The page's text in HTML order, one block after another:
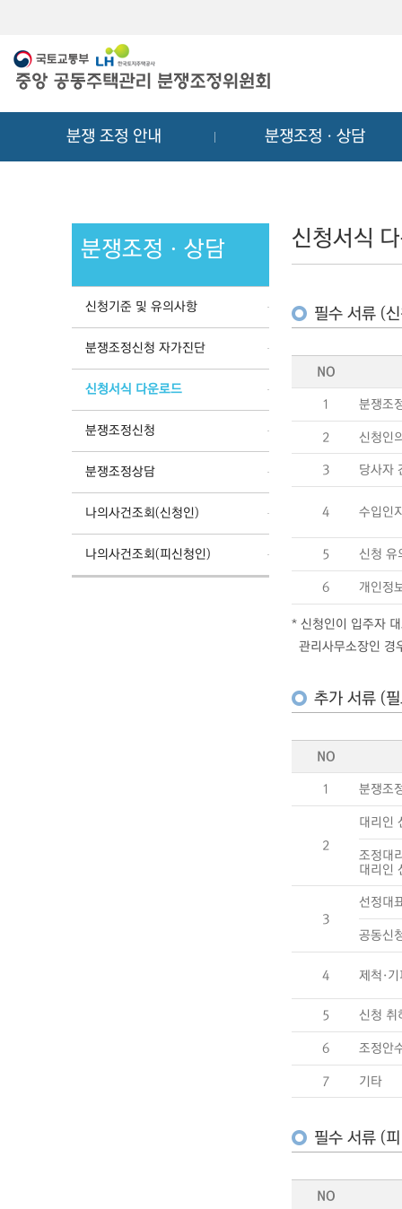
분쟁 조정 안내 분쟁조정ㆍ상담
분쟁조정ㆍ상담
신청기준 및 유의사항
분쟁조정신청 자가진단
신청서식 다운로드
분쟁조정신청
분쟁조정상담
나의사건조회(신청인)
나의사건조회(피신청인)
신청서식
필수 서류 (
NO
1 분쟁조
2 신청인
3 당사자
4 수입인
5 신청 유
6 개인정
* 신청인이 입주자
관리사무소장인 경
추가 서류 (
NO
1 분쟁조
2
대리인
조정대
대리인
3
선정대
공동신
4 제척·
5 신청 취
6 조정안
7 기타
필수 서류 (
NO